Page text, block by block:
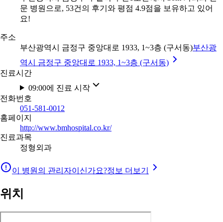
문 병원으로, 53건의 후기와 평점 4.9점을 보유하고 있어
요!
주소
부산광역시 금정구 중앙대로 1933, 1~3층 (구서동)부산광
역시 금정구 중앙대로 1933, 1~3층 (구서동)
진료시간
09:00에 진료 시작
전화번호
051-581-0012
홈페이지
http://www.bmhospital.co.kr/
진료과목
정형외과
이 병원의 관리자이신가요?정보 더보기
위치